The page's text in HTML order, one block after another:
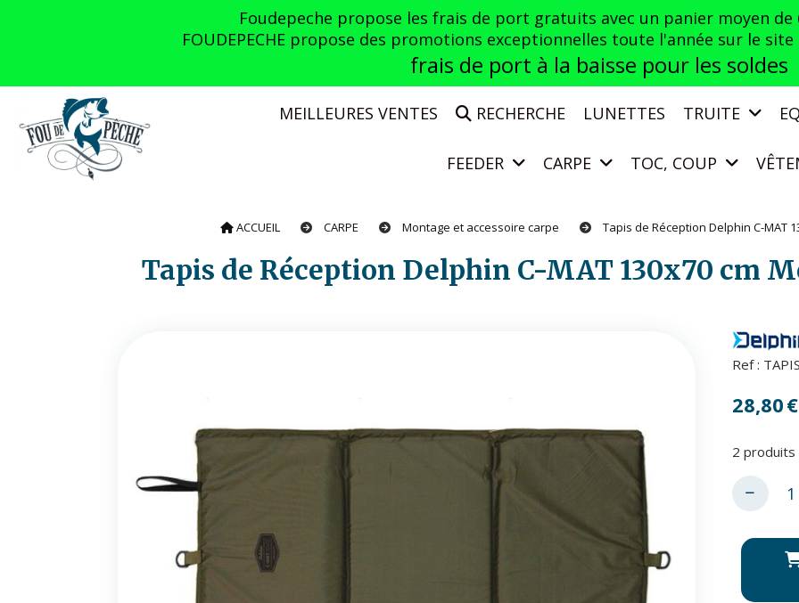
Foudepeche propose les frais de port gratuits avec un panier moyen de
FOUDEPECHE propose des promotions exceptionnelles toute l'année sur le
frais de port à la baisse pour les soldes
MEILLEURES VENTES RECHERCHE LUNETTES TRUITE
FEEDER CARPE TOC, COUP
ACCUEIL CARPE Montage et accessoire carpe Tapis de Réception Delphin C-MAT
Tapis de Réception Delphin C-MAT 130x70 cm
Ref :
28,80€
2 produits